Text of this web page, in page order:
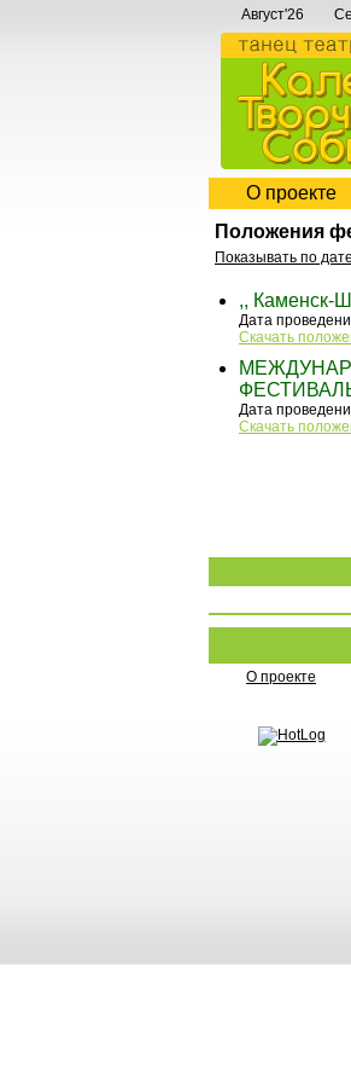
Август'26
О проекте
Положения
Показывать по
,, Каменск-
Дата
Скачать
Дата
Скачать
О проекте